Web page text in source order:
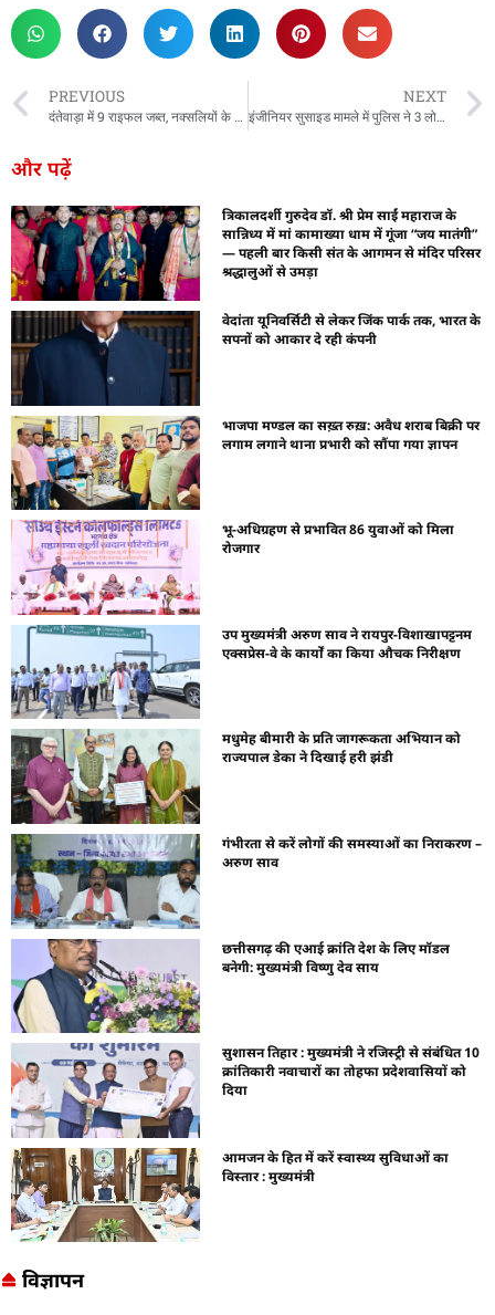
PREVIOUS
दंतेवाड़ा में 9 राइफल जब्त, नक्सलियों के विस्फोटक सामान भी बरामद
NEXT
इंजीनियर सुसाइड मामले में पुलिस ने 3 लोगों को बनाया आरोपी, मृतक का भाई भी शामिल
और पढ़ें
त्रिकालदर्शी गुरुदेव डॉ. श्री प्रेम साईं महाराज के
सान्निध्य में मां कामाख्या धाम में गूंजा “जय मातंगी”
— पहली बार किसी संत के आगमन से मंदिर परिसर
श्रद्धालुओं से उमड़ा
वेदांता यूनिवर्सिटी से लेकर जिंक पार्क तक, भारत के
सपनों को आकार दे रही कंपनी
भाजपा मण्डल का सख़्त रुख़: अवैध शराब बिक्री पर
लगाम लगाने थाना प्रभारी को सौंपा गया ज्ञापन
भू-अधिग्रहण से प्रभावित 86 युवाओं को मिला
रोजगार
उप मुख्यमंत्री अरुण साव ने रायपुर-विशाखापट्टनम
एक्सप्रेस-वे के कार्यों का किया औचक निरीक्षण
मधुमेह बीमारी के प्रति जागरूकता अभियान को
राज्यपाल डेका ने दिखाई हरी झंडी
गंभीरता से करें लोगों की समस्याओं का निराकरण –
अरुण साव
छत्तीसगढ़ की एआई क्रांति देश के लिए मॉडल
बनेगी: मुख्यमंत्री विष्णु देव साय
सुशासन तिहार : मुख्यमंत्री ने रजिस्ट्री से संबंधित 10
क्रांतिकारी नवाचारों का तोहफा प्रदेशवासियों को
दिया
आमजन के हित में करें स्वास्थ्य सुविधाओं का
विस्तार : मुख्यमंत्री
विज्ञापन